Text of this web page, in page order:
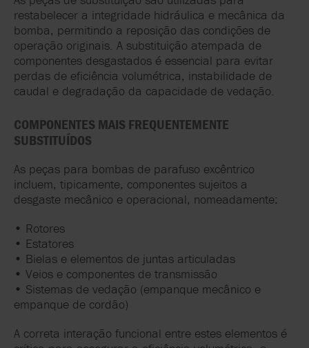
restabelecer a integridade hidráulica e mecânica da
bomba, permitindo a reposição das condições de
operação originais. A substituição atempada de
componentes desgastados é essencial para evitar
perdas de eficiência volumétrica, instabilidade de
caudal e degradação da capacidade de vedação.
COMPONENTES MAIS FREQUENTEMENTE
SUBSTITUÍDOS
As peças para bombas de parafuso excêntrico
incluem, tipicamente, componentes sujeitos a
desgaste mecânico e operacional, nomeadamente:
• Rotores
• Estatores
• Bielas e elementos de juntas articuladas
• Veios e componentes de transmissão
• Sistemas de vedação (empanque mecânico e
empanque de cordão)
A correta interação funcional entre estes elementos é